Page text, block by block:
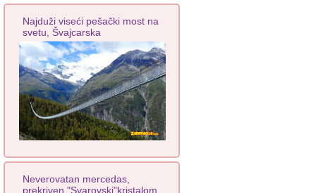
Najduži viseći pešački most na
svetu, Švajcarska
Neverovatan mercedas,
prekriven "Svarovski"kristalom